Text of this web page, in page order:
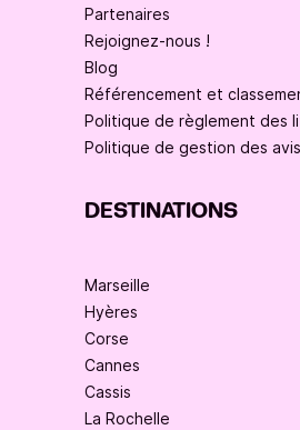
Partenaires
Rejoignez-nous !
Blog
Référencement et
Politique de règlement des
Politique de gestion des avis
DESTINATIONS
Marseille
Hyères
Corse
Cannes
Cassis
La Rochelle